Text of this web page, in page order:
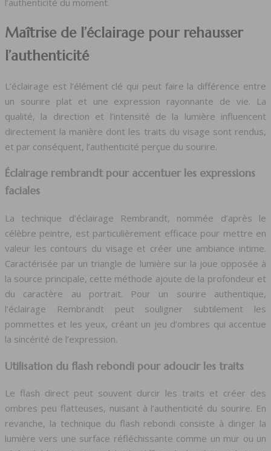
Maîtrise de l’éclairage pour rehausser
l’authenticité
L’éclairage est l’élément clé qui peut faire la différence entre
un sourire plat et une expression rayonnante de vie. La
qualité, la direction et l’intensité de la lumière influencent
directement la manière dont les traits du visage sont rendus,
et par conséquent, l’authenticité perçue du sourire.
Éclairage rembrandt pour accentuer les expressions
faciales
La technique d’éclairage Rembrandt, nommée d’après le
célèbre peintre, est particulièrement efficace pour mettre en
valeur les contours du visage et créer une ambiance intime.
Caractérisée par un triangle de lumière sur la joue opposée à
la source principale, cette méthode ajoute de la profondeur et
du caractère au portrait. Pour un sourire authentique,
l’éclairage Rembrandt peut souligner subtilement les
pommettes et les yeux, créant un jeu d’ombres qui accentue
la sincérité de l’expression.
Utilisation du flash rebondi pour adoucir les traits
Le flash direct peut souvent durcir les traits et créer des
ombres peu flatteuses, nuisant à l’authenticité du sourire. En
revanche, la technique du flash rebondi consiste à diriger la
lumière vers une surface réfléchissante comme un mur ou un